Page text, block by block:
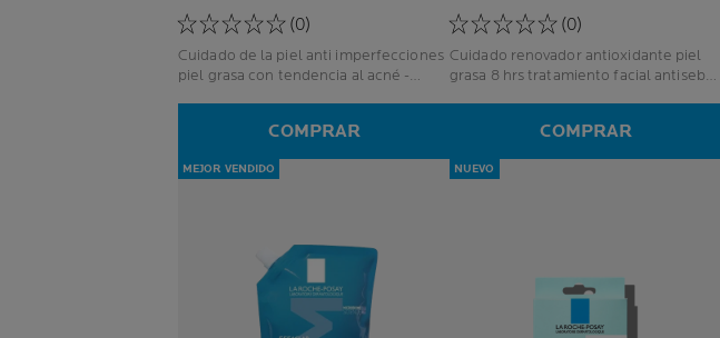
(0)
Cuidado de la piel anti imperfecciones
piel grasa con tendencia al acné -
COMPRAR
(0)
Cuidado renovador antioxidante piel
grasa 8 hrs tratamiento facial antisebo
COMPRAR
MEJOR VENDIDO NUEVO